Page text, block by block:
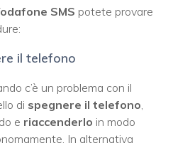
SMS potete provare
il telefono
c’è un problema con il
di spegnere il telefono,
e riaccenderlo in modo
In alternativa